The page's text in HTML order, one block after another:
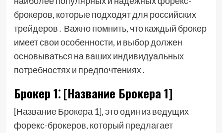
брокеров, которые подходят для российских
трейдеров․ Важно помнить, что каждый брокер
имеет свои особенности, и выбор должен
основываться на ваших индивидуальных
потребностях и предпочтениях․
Брокер 1⁚ [Название Брокера 1]
[Название Брокера 1], это один из ведущих
форекс-брокеров, который предлагает